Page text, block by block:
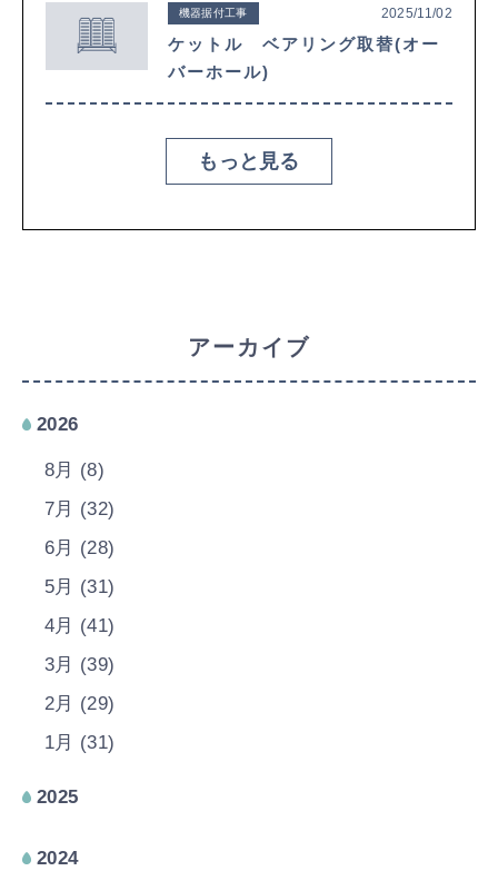
機器据付工事 2025/11/02
ケットル ベアリング取替(オー
バーホール)
もっと見る
アーカイブ
2026
8月 (8)
7月 (32)
6月 (28)
5月 (31)
4月 (41)
3月 (39)
2月 (29)
1月 (31)
2025
2024